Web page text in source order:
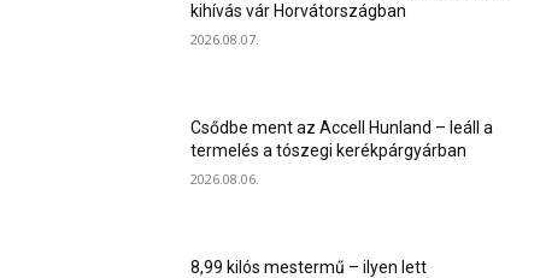
kihívás vár Horvátországban
2026.08.07.
Csődbe ment az Accell Hunland – leáll a
termelés a tószegi kerékpárgyárban
2026.08.06.
8,99 kilós mestermű – ilyen lett